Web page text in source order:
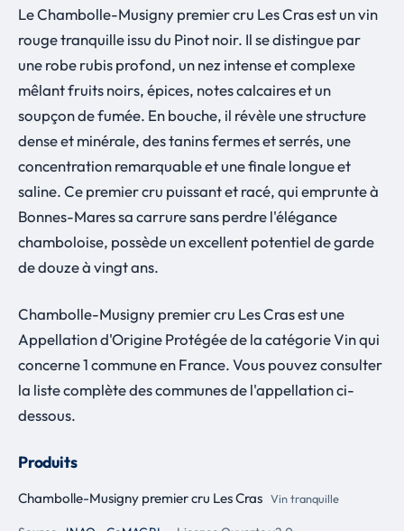
Le Chambolle-Musigny premier cru Les Cras est un vin
rouge tranquille issu du Pinot noir. Il se distingue par
une robe rubis profond, un nez intense et complexe
mêlant fruits noirs, épices, notes calcaires et un
soupçon de fumée. En bouche, il révèle une structure
dense et minérale, des tanins fermes et serrés, une
concentration remarquable et une finale longue et
saline. Ce premier cru puissant et racé, qui emprunte à
Bonnes-Mares sa carrure sans perdre l'élégance
chamboloise, possède un excellent potentiel de garde
de douze à vingt ans.
Chambolle-Musigny premier cru Les Cras est une
Appellation d'Origine Protégée de la catégorie Vin qui
concerne 1 commune en France. Vous pouvez consulter
la liste complète des communes de l'appellation ci-
dessous.
Produits
Chambolle-Musigny premier cru Les Cras Vin tranquille